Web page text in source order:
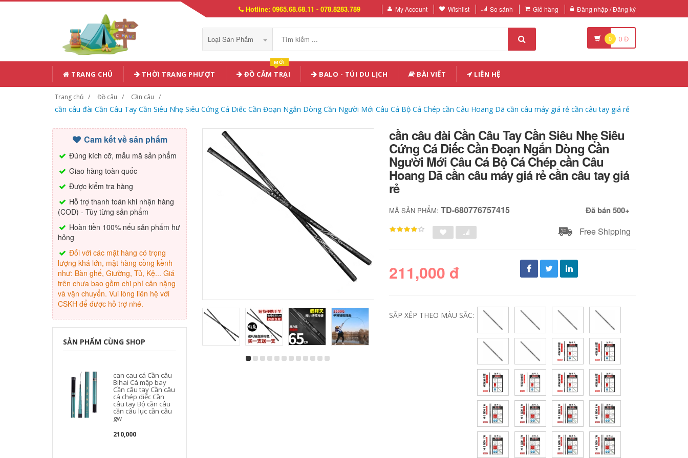
Hotline: 0965.68.68.11 - 078.8283.789 My Account Wishlist So sánh Giỏ hàng Đăng nhập / Đăng ký
Loại Sản Phẩm 0 0 Đ
TRANG CHỦ THỜI TRANG PHƯỢT ĐỒ CẮM TRẠI
MỚI
BALO - TÚI DU LỊCH BÀI VIẾT LIÊN HỆ
Trang chủ Đồ câu Cần câu
cần câu đài Cần Câu Tay Cần Siêu Nhẹ Siêu Cứng Cá Diếc Cần Đoạn Ngắn Dòng Cần Người Mới Câu Cá Bộ Cá Chép cần Câu Hoang Dã cần câu máy giá rẻ cần câu tay giá rẻ
Cam kết về sản phẩm
Đúng kích cỡ, mẫu mã sản phẩm
Giao hàng toàn quốc
Được kiểm tra hàng
Hỗ trợ thanh toán khi nhận hàng
(COD) - Tùy từng sản phẩm
Hoàn tiền 100% nếu sản phẩm hư
hỏng
Đối với các mặt hàng có trọng
lượng khá lớn, mặt hàng cồng kềnh
như: Bàn ghế, Giường, Tủ, Kệ... Giá
trên chưa bao gồm chi phí cân nặng
và vận chuyển. Vui lòng liên hệ với
CSKH để được hỗ trợ nhé.
SẢN PHẨM CÙNG SHOP
can cau cá Cần câu
Bihai Cá mập bay
Cần câu tay Cần câu
cá chép diếc Cần
câu tay Bộ cần câu
cần câu lục cần câu
gw
210,000
cần câu đài Cần Câu Tay Cần Siêu Nhẹ Siêu
Cứng Cá Diếc Cần Đoạn Ngắn Dòng Cần
Người Mới Câu Cá Bộ Cá Chép cần Câu
Hoang Dã cần câu máy giá rẻ cần câu tay giá
rẻ
MÃ SẢN PHẨM:TD-680776757415 Đã bán 500+
Free Shipping
211,000 đ
SẮP XẾP THEO MÀU SẮC: